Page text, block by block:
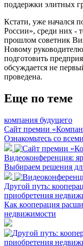
поддержки элитных
Кстати, уже начался
России», среди них -
прошлом советник
Новому руководителю
подготовить
обсуждается не
проведена.
Еще по теме
компания будущего
Сайт премии
Ознакомьтесь со
Видеоконференция:
Выбираем решения
Другой путь:
приобретения
Как кооперация
недвижимости